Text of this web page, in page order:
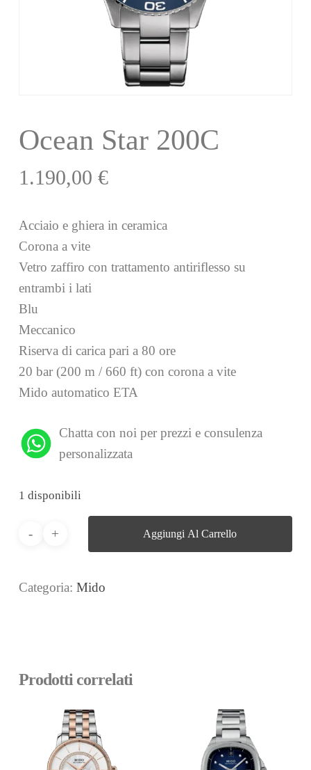
Ocean Star 200C
1.190,00 €
Acciaio e ghiera in ceramica
Corona a vite
Vetro zaffiro con trattamento antiriflesso su
entrambi i lati
Blu
Meccanico
Riserva di carica pari a 80 ore
20 bar (200 m / 660 ft) con corona a vite
Mido automatico ETA
Chatta con noi per prezzi e consulenza
personalizzata
1 disponibili
Aggiungi Al Carrello
Categoria: Mido
Prodotti correlati